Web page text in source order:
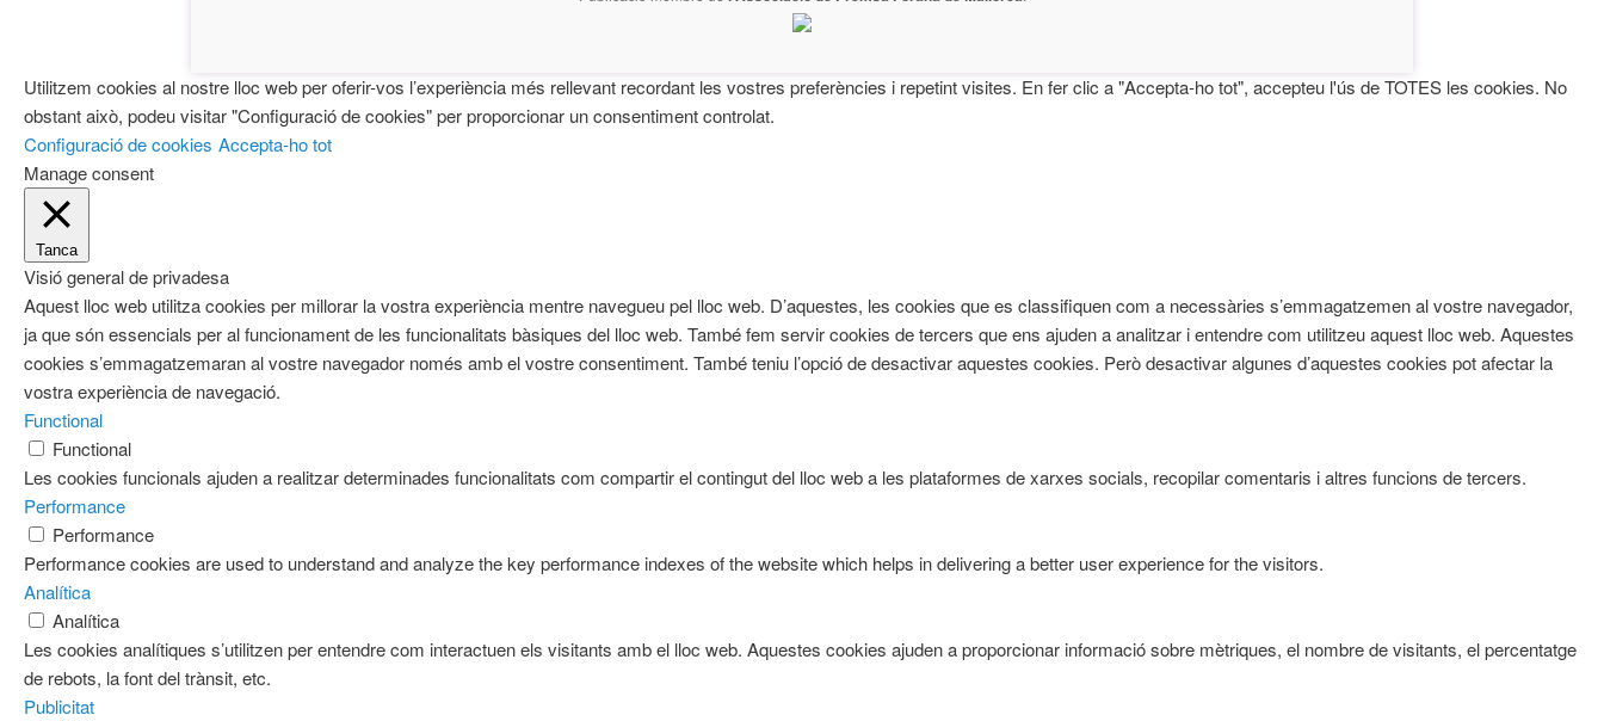
Utilitzem cookies al nostre lloc web per oferir-vos l’experiència més rellevant recordant les vostres preferències i repetint visites. En fer clic a "Accepta-ho tot", accepteu l'ús de TOTES les cookies. No
obstant això, podeu visitar "Configuració de cookies" per proporcionar un consentiment controlat.
Configuració de cookies Accepta-ho tot
Manage consent
Tanca
Visió general de privadesa
Aquest lloc web utilitza cookies per millorar la vostra experiència mentre navegueu pel lloc web. D’aquestes, les cookies que es classifiquen com a necessàries s’emmagatzemen al vostre navegador,
ja que són essencials per al funcionament de les funcionalitats bàsiques del lloc web. També fem servir cookies de tercers que ens ajuden a analitzar i entendre com utilitzeu aquest lloc web. Aquestes
cookies s’emmagatzemaran al vostre navegador només amb el vostre consentiment. També teniu l’opció de desactivar aquestes cookies. Però desactivar algunes d’aquestes cookies pot afectar la
vostra experiència de navegació.
Functional
Functional
Les cookies funcionals ajuden a realitzar determinades funcionalitats com compartir el contingut del lloc web a les plataformes de xarxes socials, recopilar comentaris i altres funcions de tercers.
Performance
Performance
Performance cookies are used to understand and analyze the key performance indexes of the website which helps in delivering a better user experience for the visitors.
Analítica
Analítica
Les cookies analítiques s’utilitzen per entendre com interactuen els visitants amb el lloc web. Aquestes cookies ajuden a proporcionar informació sobre mètriques, el nombre de visitants, el percentatge
de rebots, la font del trànsit, etc.
Publicitat